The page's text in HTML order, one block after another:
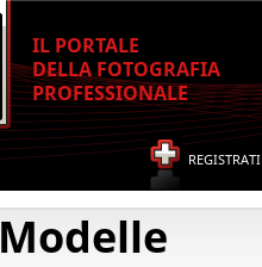
IL PORTALE
DELLA FOTOGRAFIA
PROFESSIONALE
REGISTRATI
Modelle